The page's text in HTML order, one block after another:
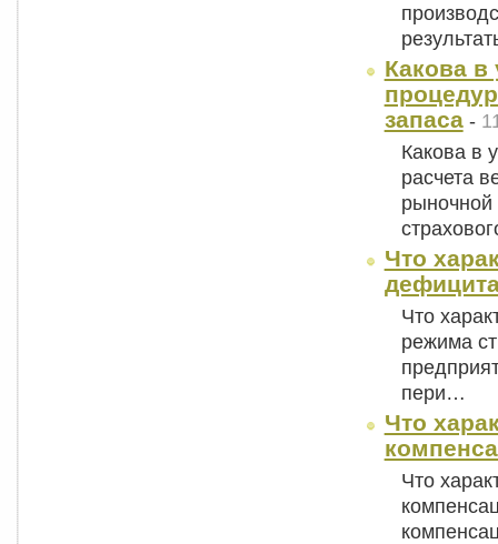
Какова
запаса-
Какова в
расчета
рыночной
Что
Что
режима
пери…
Что
Что